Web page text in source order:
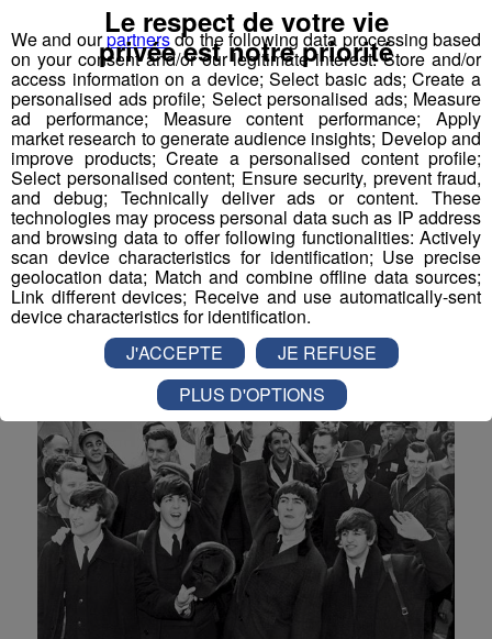
Au Cern, le plus grand
accélérateur de particules du
monde stoppé par...une fouine !
Le LHC (Large Hadron Collider) a connu une "grave
perturbation électrique vendredi à 5h30", a annoncé
le CERN (l'Organisation européenne pour la
recherche nucléaire) dans son rapport quotidien
d'activité. La panne est due à "un court-circuit
provoqué par une fouine" sur le collisionneur, qui a
endommagé un transformateur de 66 kilovolts. Ce
n'est pas la première fois qu'un animal perturbe le
fonc...
We and ourpartnersdo the following data processing based
on your consent and/or our legitimate interest: Store and/or
access information on a device; Select basic ads; Create a
personalised ads profile; Select personalised ads; Measure
ad performance; Measure content performance; Apply
market research to generate audience insights; Develop and
improve products; Create a personalised content profile;
Select personalised content; Ensure security, prevent fraud,
and debug; Technically deliver ads or content. These
technologies may process personal data such as IP address
and browsing data to offer following functionalities: Actively
scan device characteristics for identification; Use precise
geolocation data; Match and combine offline data sources;
Link different devices; Receive and use automatically-sent
device characteristics for identification.
Le respect de votre vie
privée est notre priorité
J'ACCEPTE
JE REFUSE
PLUS D'OPTIONS